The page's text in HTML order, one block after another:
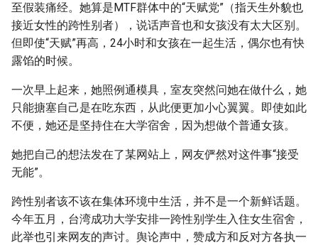
至假装痛经。她算是MTF群体中的“天赋党”（指天生外貌也
接近女性的跨性别者），说话声音也和女孩没有太大区别。
但即使“天赋”再高，24小时和女孩在一起生活，偶尔也有快
露馅的时候。
一次早上起来，她照例通模具，室友突然问她在做什么，她
只能搪塞自己是在吃东西，从此便更加小心翼翼。即使如此
不便，她还是坚持住在大学宿舍，因为想做个普通女孩。
她把自己的想法发在了某网站上，网友俨然对这件事“接受
无能”。
跨性别者该不该在集体环境中生活，并不是一个新鲜话题。
今年五月，台湾成功大学安排一跨性别学生入住女生宿舍，
此举也引来网友的声讨。舆论声中，赞成方和反对方各执一